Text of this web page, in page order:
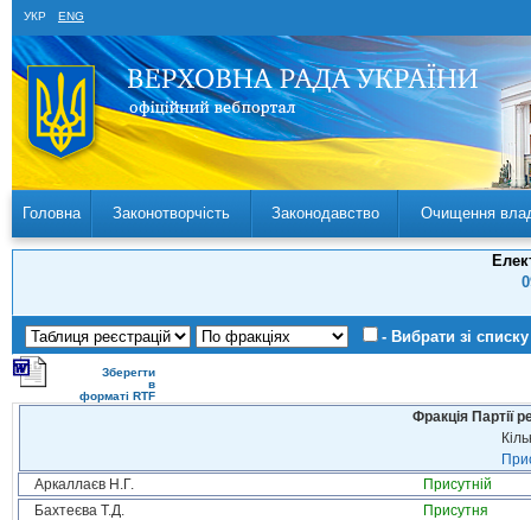
УКР ENG
Головна Законотворчість Законодавство Очищення
- Вибрати зі списку
Зберегти
в
форматі RTF
Фракція Партії
Аркаллаєв Н.Г.
Присутній
Бахтеєва Т.Д.
Присутня